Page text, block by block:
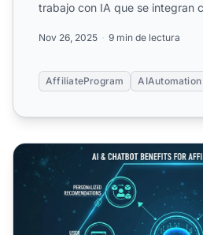
trabajo con IA que se integran
Nov 26, 2025 9 min de lectura
AffiliateProgram AIAutomation
¿Cómo pueden beneficiar la IA